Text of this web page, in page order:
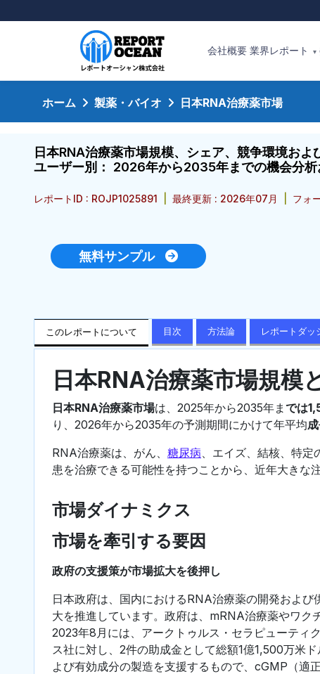
会社概要 業界レポート ▾
ホーム 製薬・バイオ 日本RNA治療薬市場
日本RNA治療薬市場規模、シェア、競争環境お
ユーザー別： 2026年から2035年までの機会分析
レポートID : ROJP1025891 最終更新 : 2026年07月 フォ
無料サンプル
このレポートについて 目次 方法論 レポートダッ
日本RNA治療薬市場規模
日本RNA治療薬市場は、2025年から2035年ま では
り、2026年から2035年の予測期間にかけて年平均
RNA治療薬は、がん、 糖尿病 、エイズ、結核、特
患を治療できる可能性を持つことから、近年大きな
市場ダイナミクス
市場を牽引する要因
政府の支援策が市場拡大を後押し
日本政府は、国内におけるRNA治療薬の開発およ
大を推進しています。政府は、mRNA治療薬やワク
2023年8月には、アークトゥルス・セラピューティ
ス社に対し、2件の助成金として総額1億1,500万米
よび有効成分の製造を支援するもので、cGMP（適